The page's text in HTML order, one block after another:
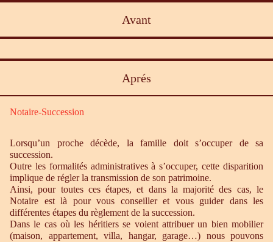
Avant
Aprés
Notaire-Succession
Lorsqu’un proche décède, la famille doit s’occuper de sa
succession.
Outre les formalités administratives à s’occuper, cette disparition
implique de régler la transmission de son patrimoine.
Ainsi, pour toutes ces étapes, et dans la majorité des cas, le
Notaire est là pour vous conseiller et vous guider dans les
différentes étapes du règlement de la succession.
Dans le cas où les héritiers se voient attribuer un bien mobilier
(maison, appartement, villa, hangar, garage…) nous pouvons